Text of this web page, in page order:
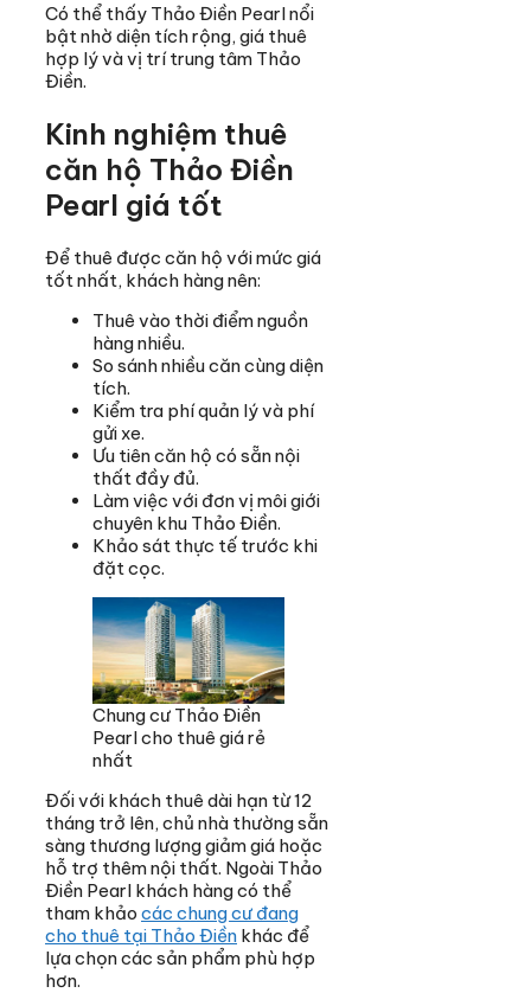
Có thể thấy Thảo Điền Pearl nổi
bật nhờ diện tích rộng, giá thuê
hợp lý và vị trí trung tâm Thảo
Điền.
Kinh nghiệm thuê
căn hộ Thảo Điền
Pearl giá tốt
Để thuê được căn hộ với mức giá
tốt nhất, khách hàng nên:
Thuê vào thời điểm nguồn
hàng nhiều.
So sánh nhiều căn cùng diện
tích.
Kiểm tra phí quản lý và phí
gửi xe.
Ưu tiên căn hộ có sẵn nội
thất đầy đủ.
Làm việc với đơn vị môi giới
chuyên khu Thảo Điền.
Khảo sát thực tế trước khi
đặt cọc.
Chung cư Thảo Điền
Pearl cho thuê giá rẻ
nhất
Đối với khách thuê dài hạn từ 12
tháng trở lên, chủ nhà thường sẵn
sàng thương lượng giảm giá hoặc
hỗ trợ thêm nội thất. Ngoài Thảo
Điền Pearl khách hàng có thể
tham khảo các chung cư đang
cho thuê tại Thảo Điền khác để
lựa chọn các sản phẩm phù hợp
hơn.